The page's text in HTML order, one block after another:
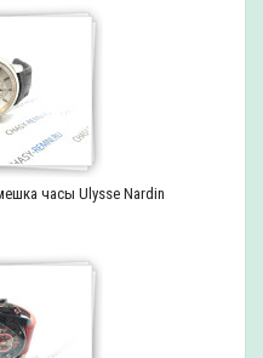
часы Ulysse Nardin